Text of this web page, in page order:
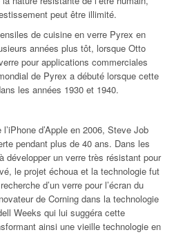
peut être illimité.
de cuisine en verre Pyrex en
années plus tôt, lorsque Otto
pour applications commerciales
de Pyrex a débuté lorsque cette
les années 1930 et 1940.
d’Apple en 2006, Steve Job
pendant plus de 40 ans. Dans les
développer un verre très résistant pour
le projet échoua et la technologie fut
d’un verre pour l’écran du
de Corning dans la technologie
Weeks qui lui suggéra cette
ainsi une vieille technologie en